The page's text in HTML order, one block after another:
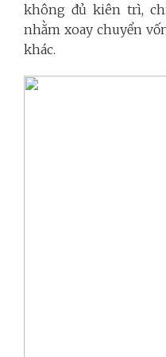
không đủ kiên trì,
nhằm xoay chuyển
khác.